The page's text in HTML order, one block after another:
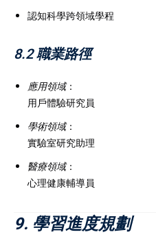
認知科學跨領域學程
8.2 職業路徑
應用領域：
用戶體驗研究員
學術領域：
實驗室研究助理
醫療領域：
心理健康輔導員
9. 學習進度規劃